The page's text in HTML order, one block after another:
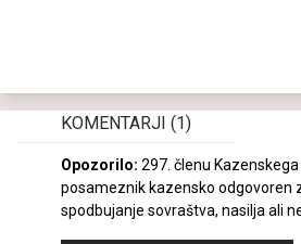
KOMENTARJI (1)
Opozorilo: 297. členu
posameznik kazensko odgovoren
spodbujanje sovraštva, nasilja ali